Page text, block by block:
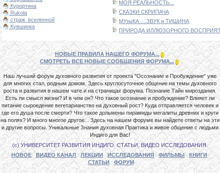
МОЯ РЕАЛЬНОСТЬ...
СКАЗКИ СКРИПАЧА
МУзыКА ....ЗВУК и ТИШИНА
ПРИРОДА ИЛЛЮЗОРНОГО
Курортина
Rukola
страж_вселенной
Кувшинка
НОВЫЕ ПРАВИЛА НАШЕГО ФОРУМА...
СМОТРЕТЬ ВСЕ НОВЫЕ СООБЩЕНИЯ ФОРУМА...
Наш лучший форум духовного развития от проекта "Осознание и Пробуждение" уже
для многих стал, родным домом. Здесь круглосуточное общение на темы духовного
роста и развития в нашем чате и на страницах форума. Познание Тайн мироздания.
Есть ли смысл жизни? И в чем он? Что такое осознание и пробуждение? Влияет ли
питание сыроедение вегетарианство на духовный рост? Куда отправляется человек и
где его душа после смерти? Что такое дольмены пирамиды мегалиты древних и круги
на полях? И много многое другое... Здесь на нашем форуме вы найдете ответы на эти
и другие вопросы. Уникальные Знания духовная Практика и живое общение с людьми
Индиго для Вас!
(с) УНИВЕРСИТЕТ РАЗВИТИЯ ИНДИГО. СТАТЬИ, ВИДЕО ИССЛЕДОВАНИЯ.
НОВОЕ
ВИДЕО КАНАЛ ЛЕКЦИИ ИССЛЕДОВАНИЯ ФИЛЬМЫ
КНИГИ
СТАТЬИ
ФОРУМ